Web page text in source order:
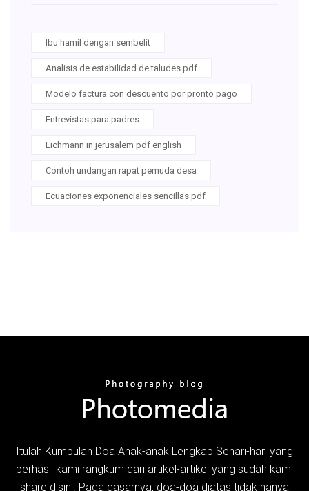
Ibu hamil dengan sembelit
Analisis de estabilidad de taludes pdf
Modelo factura con descuento por pronto pago
Entrevistas para padres
Eichmann in jerusalem pdf english
Contoh undangan rapat pemuda desa
Ecuaciones exponenciales sencillas pdf
Itulah Kumpulan Doa Anak-anak Lengkap Sehari-hari yang
berhasil kami rangkum dari artikel-artikel yang sudah kami
share disini. Pada dasarnya, doa-doa diatas tidak hanya